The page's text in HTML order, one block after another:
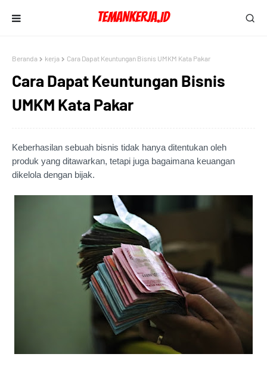
Beranda kerja Cara Dapat Keuntungan Bisnis UMKM Kata Pakar
Cara Dapat Keuntungan Bisnis
UMKM Kata Pakar
Keberhasilan sebuah bisnis tidak hanya ditentukan oleh
produk yang ditawarkan, tetapi juga bagaimana keuangan
dikelola dengan bijak.